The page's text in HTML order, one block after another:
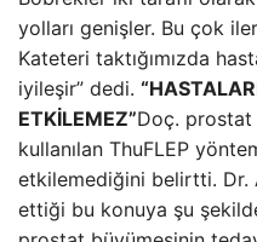
yolları genişler. Bu çok
Kateteri taktığımızda
iyileşir” dedi.
ETKİLEMEZ”Doç. prostat
kullanılan ThuFLEP
etkilemediğini belirtti. Dr.
ettiği bu konuya şu